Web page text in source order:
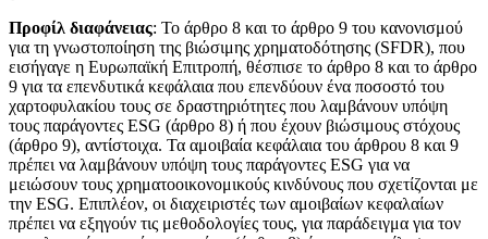
Προφίλ διαφάνειας: Το άρθρο 8 και το άρθρο 9 του κανονισμού
για τη γνωστοποίηση της βιώσιμης χρηματοδότησης (SFDR), που
εισήγαγε η Ευρωπαϊκή Επιτροπή, θέσπισε το άρθρο 8 και το άρθρο
9 για τα επενδυτικά κεφάλαια που επενδύουν ένα ποσοστό του
χαρτοφυλακίου τους σε δραστηριότητες που λαμβάνουν υπόψη
τους παράγοντες ESG (άρθρο 8) ή που έχουν βιώσιμους στόχους
(άρθρο 9), αντίστοιχα. Τα αμοιβαία κεφάλαια του άρθρου 8 και 9
πρέπει να λαμβάνουν υπόψη τους παράγοντες ESG για να
μειώσουν τους χρηματοοικονομικούς κινδύνους που σχετίζονται με
την ESG. Επιπλέον, οι διαχειριστές των αμοιβαίων κεφαλαίων
πρέπει να εξηγούν τις μεθοδολογίες τους, για παράδειγμα για τον